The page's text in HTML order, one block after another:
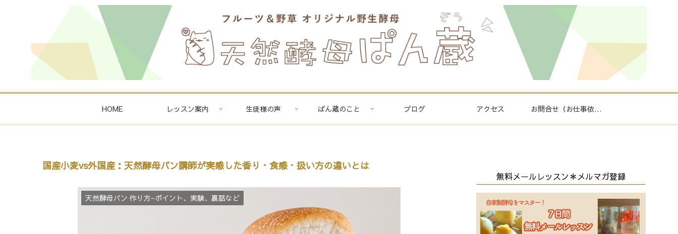
HOME レッスン案内 生徒様の声 ぱん蔵のこと ブログ アクセス お問合せ（お仕事依頼
国産小麦vs外国産：天然酵母パン講師が実感した香り・食感・扱い方の違いとは
天然酵母パン 作り方−ポイント、実験、裏話など
無料メールレッスン＊メルマガ登録